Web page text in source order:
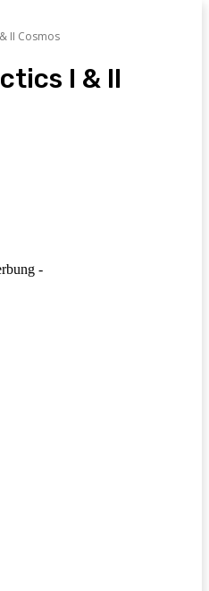
II Cosmos
I & II
-